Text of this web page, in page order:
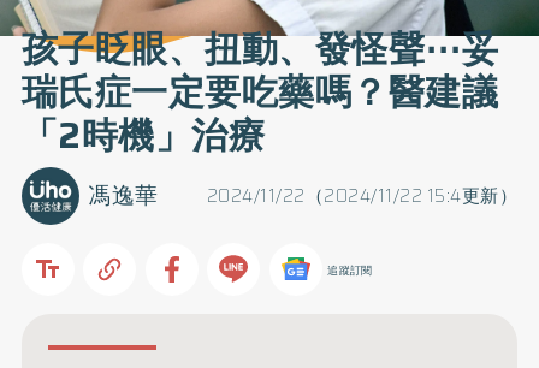
孩子眨眼、扭動、發怪聲⋯妥
瑞氏症一定要吃藥嗎？醫建議
「2時機」治療
2024/11/22（2024/11/22 15:4更新）
馮逸華
追蹤訂閱